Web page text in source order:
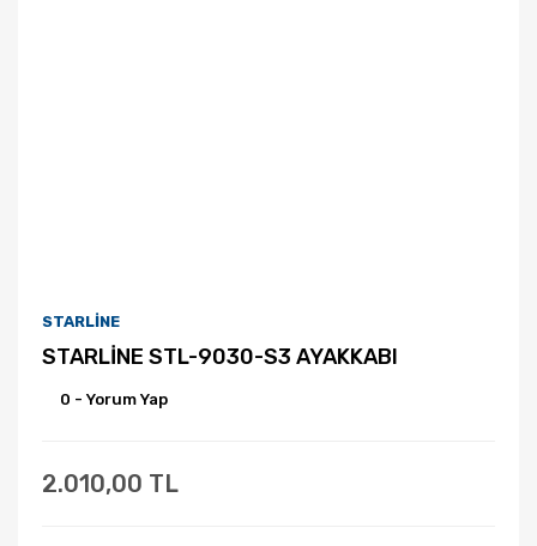
STARLİNE
STARLİNE STL-9030-S3 AYAKKABI
0 - Yorum Yap
2.010,00 TL